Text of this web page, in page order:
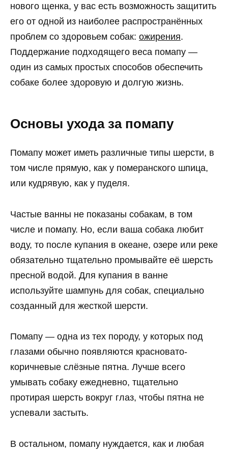
нового щенка, у вас есть возможность защитить
его от одной из наиболее распространённых
проблем со здоровьем собак: ожирения.
Поддержание подходящего веса помапу —
один из самых простых способов обеспечить
собаке более здоровую и долгую жизнь.
Основы ухода за помапу
Помапу может иметь различные типы шерсти, в
том числе прямую, как у померанского шпица,
или кудрявую, как у пуделя.
Частые ванны не показаны собакам, в том
числе и помапу. Но, если ваша собака любит
воду, то после купания в океане, озере или реке
обязательно тщательно промывайте её шерсть
пресной водой. Для купания в ванне
используйте шампунь для собак, специально
созданный для жесткой шерсти.
Помапу — одна из тех породу, у которых под
глазами обычно появляются красновато-
коричневые слёзные пятна. Лучше всего
умывать собаку ежедневно, тщательно
протирая шерсть вокруг глаз, чтобы пятна не
успевали застыть.
В остальном, помапу нуждается, как и любая